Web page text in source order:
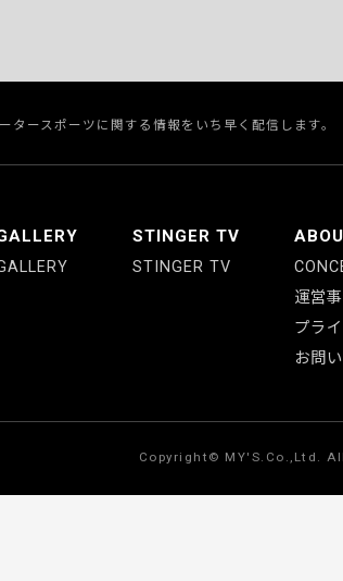
ースポーツに関する情報をいち早く配信します。
STINGER TV
STINGER TV
運営
プラ
お問
Copyright© MY'S.Co.,Ltd.